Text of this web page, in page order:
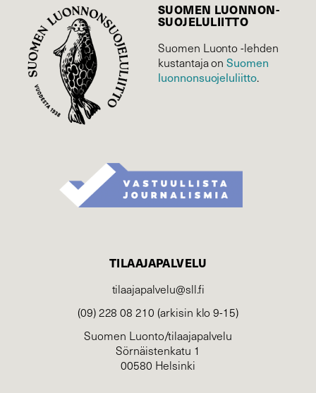
SUOMEN LUONNON­
SUOJELU­LIITTO
Suomen Luonto -lehden
kustantaja onSuomen
luonnonsuojelu­liitto.
TILAAJAPALVELU
tilaajapalvelu@sll.fi
(09) 228 08 210 (arkisin klo 9-15)
Suomen Luonto/tilaajapalvelu
Sörnäistenkatu 1
00580 Helsinki